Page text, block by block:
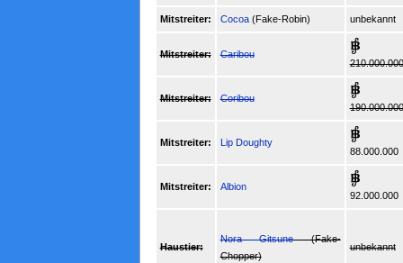
Mitstreiter: Cocoa(Fake-Robin) unbekannt
Mitstreiter:
Caribou
210.000.000
Mitstreiter:
Coribou
190.000.000
Mitstreiter:
Lip Doughty
88.000.000
Mitstreiter:
Albion
92.000.000
Haustier:
Nora Gitsune(Fake-
Chopper)
unbekannt